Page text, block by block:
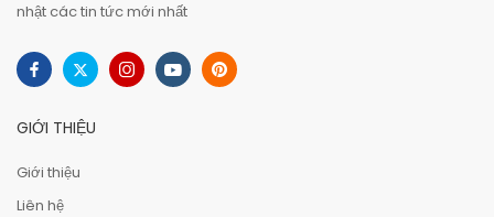
nhật các tin tức mới nhất
GIỚI THIỆU
Giới thiệu
Liên hệ